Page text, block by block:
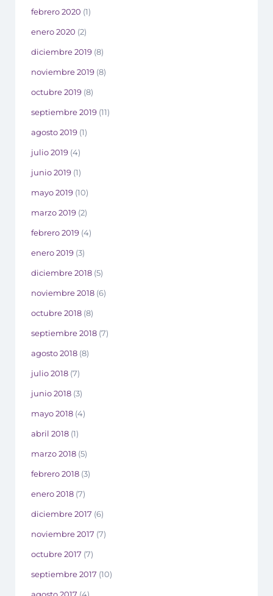
febrero 2020 (1)
enero 2020 (2)
diciembre 2019 (8)
noviembre 2019 (8)
octubre 2019 (8)
septiembre 2019 (11)
agosto 2019 (1)
julio 2019 (4)
junio 2019 (1)
mayo 2019 (10)
marzo 2019 (2)
febrero 2019 (4)
enero 2019 (3)
diciembre 2018 (5)
noviembre 2018 (6)
octubre 2018 (8)
septiembre 2018 (7)
agosto 2018 (8)
julio 2018 (7)
junio 2018 (3)
mayo 2018 (4)
abril 2018 (1)
marzo 2018 (5)
febrero 2018 (3)
enero 2018 (7)
diciembre 2017 (6)
noviembre 2017 (7)
octubre 2017 (7)
septiembre 2017 (10)
agosto 2017 (4)